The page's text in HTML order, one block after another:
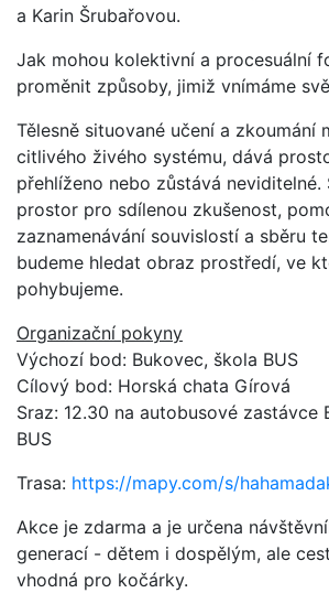
a Karin Šrubařovou.
Jak mohou kolektivní a procesuální
proměnit způsoby, jimiž vnímáme
Tělesně situované učení a zkoumání
citlivého živého systému, dává
přehlíženo nebo zůstává
prostor pro sdílenou zkušenost,
zaznamenávání souvislostí a sběru
budeme hledat obraz prostředí, ve
pohybujeme.
Organizační pokyny
Výchozí bod: Bukovec, škola BUS
Cílový bod: Horská chata Gírová
Sraz: 12.30 na autobusové zastávce
BUS
Trasa: https://mapy.com/s/
Akce je zdarma a je určena
generací - dětem i dospělým, ale
vhodná pro kočárky.